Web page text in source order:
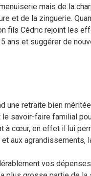
mais de la
et de la zinguerie.
fils Cédric rejoint les
ans et suggérer de
une retraite bien
savoir-faire familial
à cœur, en effet il lui
aux agrandissements,
vos